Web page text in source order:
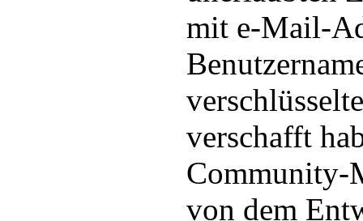
mit e-Mail-
verschafft
Community-
von dem